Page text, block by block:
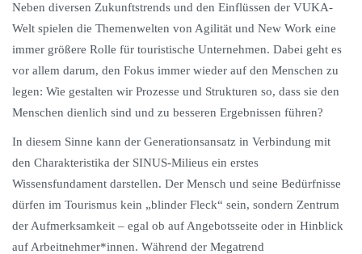
Neben diversen Zukunftstrends und den Einflüssen der VUKA-
Welt spielen die Themenwelten von Agilität und New Work eine
immer größere Rolle für touristische Unternehmen. Dabei geht es
vor allem darum, den Fokus immer wieder auf den Menschen zu
legen: Wie gestalten wir Prozesse und Strukturen so, dass sie den
Menschen dienlich sind und zu besseren Ergebnissen führen?
In diesem Sinne kann der Generationsansatz in Verbindung mit
den Charakteristika der SINUS-Milieus ein erstes
Wissensfundament darstellen. Der Mensch und seine Bedürfnisse
dürfen im Tourismus kein „blinder Fleck“ sein, sondern Zentrum
der Aufmerksamkeit – egal ob auf Angebotsseite oder in Hinblick
auf Arbeitnehmer*innen. Während der Megatrend